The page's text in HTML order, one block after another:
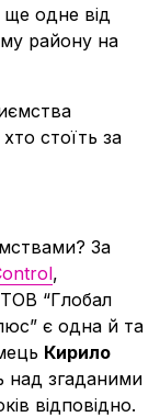
ще одне від
району на
стоїть за
За
,
“Глобал
є одна й та
Кирило
над згаданими
відповідно.